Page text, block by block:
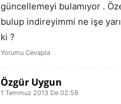
güncellemeyi bulamıyor .
bulup indireyimmi ne işe
ki ?
Yorumu Cevapla
Özgür Uygun
1 Temmuz 2013 De 02:58